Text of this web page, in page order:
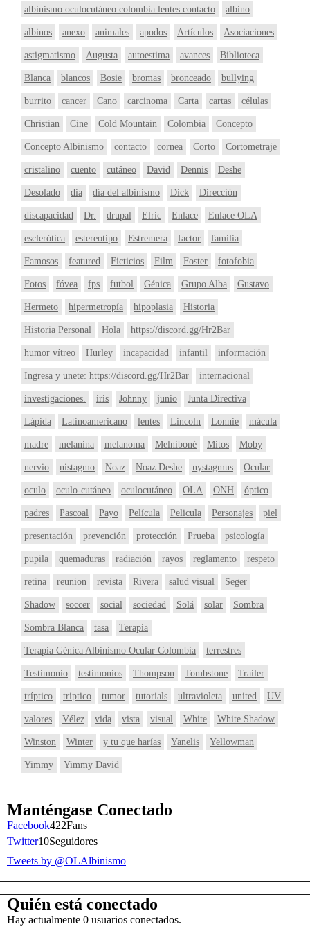
albinismo oculocutáneo colombia lentes contacto albino
albinos anexo animales apodos Artículos Asociaciones
astigmatismo Augusta autoestima avances Biblioteca
Blanca blancos Bosie bromas bronceado bullying
burrito cancer Cano carcinoma Carta cartas células
Christian Cine Cold Mountain Colombia Concepto
Concepto Albinismo contacto cornea Corto Cortometraje
cristalino cuento cutáneo David Dennis Deshe
Desolado dia día del albinismo Dick Dirección
discapacidad Dr. drupal Elric Enlace Enlace OLA
esclerótica estereotipo Estremera factor familia
Famosos featured Ficticios Film Foster fotofobia
Fotos fóvea fps futbol Génica Grupo Alba Gustavo
Hermeto hipermetropía hipoplasia Historia
Historia Personal Hola https://discord.gg/Hr2Bar
humor vítreo Hurley incapacidad infantil información
Ingresa y unete: https://discord.gg/Hr2Bar internacional
investigaciones. iris Johnny junio Junta Directiva
Lápida Latinoamericano lentes Lincoln Lonnie mácula
madre melanina melanoma Melniboné Mitos Moby
nervio nistagmo Noaz Noaz Deshe nystagmus Ocular
oculo oculo-cutáneo oculocutáneo OLA ONH óptico
padres Pascoal Payo Película Pelicula Personajes piel
presentación prevención protección Prueba psicología
pupila quemaduras radiación rayos reglamento respeto
retina reunion revista Rivera salud visual Seger
Shadow soccer social sociedad Solá solar Sombra
Sombra Blanca tasa Terapia
Terapia Génica Albinismo Ocular Colombia terrestres
Testimonio testimonios Thompson Tombstone Trailer
tríptico triptico tumor tutorials ultravioleta united UV
valores Vélez vida vista visual White White Shadow
Winston Winter y tu que harías Yanelis Yellowman
Yimmy Yimmy David
Manténgase Conectado
Facebook422Fans
Twitter10Seguidores
Tweets by @OLAlbinismo
Quién está conectado
Hay actualmente 0 usuarios conectados.